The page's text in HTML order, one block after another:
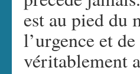
est au pied du
l’urgence et
véritablement